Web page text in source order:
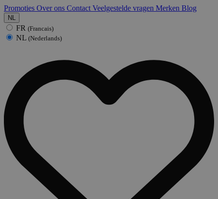
Promoties Over ons Contact Veelgestelde vragen Merken Blog
NL
FR (Francais)
NL (Nederlands)